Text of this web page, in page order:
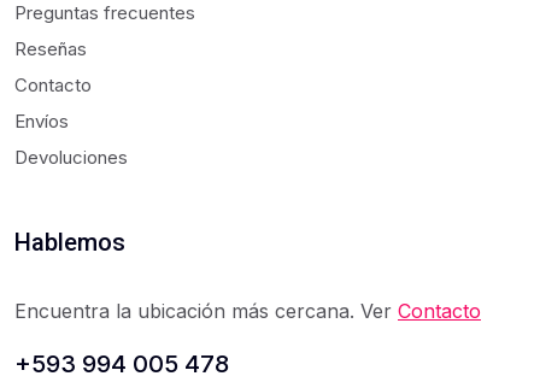
Preguntas frecuentes
Reseñas
Contacto
Envíos
Devoluciones
Hablemos
Encuentra la ubicación más cercana. Ver Contacto
+593 994 005 478